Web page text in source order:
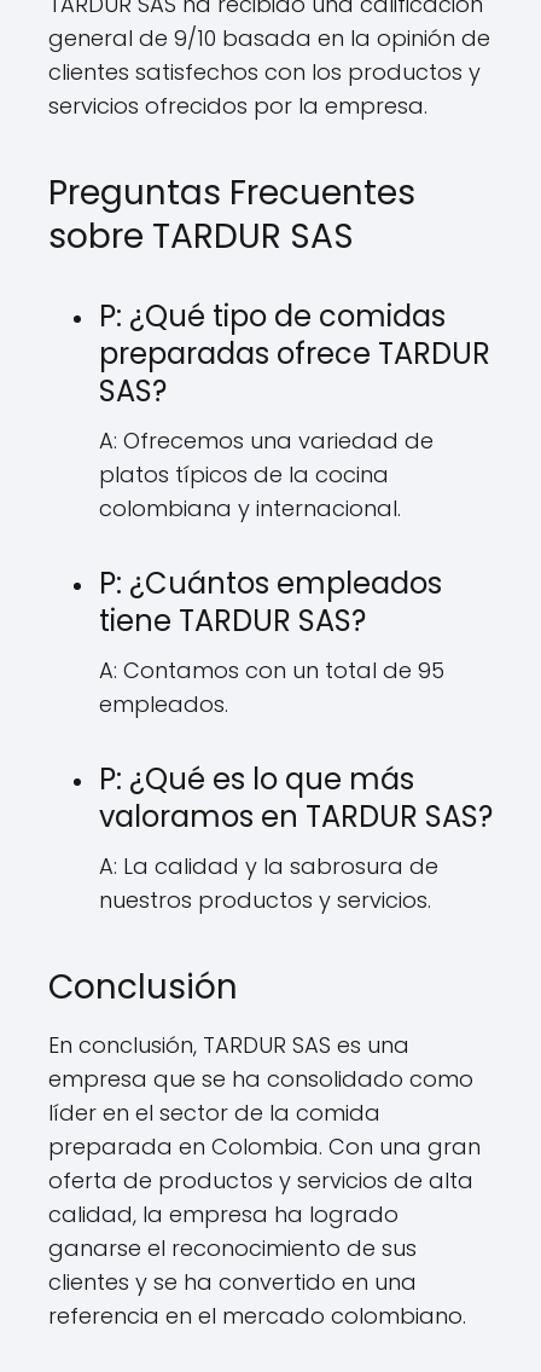
general de 9/10 basada en la opinión de
clientes satisfechos con los productos y
servicios ofrecidos por la empresa.
Preguntas Frecuentes
sobre TARDUR SAS
P: ¿Qué tipo de comidas
preparadas ofrece TARDUR
SAS?
A: Ofrecemos una variedad de
platos típicos de la cocina
colombiana y internacional.
P: ¿Cuántos empleados
tiene TARDUR SAS?
A: Contamos con un total de 95
empleados.
P: ¿Qué es lo que más
valoramos en TARDUR SAS?
A: La calidad y la sabrosura de
nuestros productos y servicios.
Conclusión
En conclusión, TARDUR SAS es una
empresa que se ha consolidado como
líder en el sector de la comida
preparada en Colombia. Con una gran
oferta de productos y servicios de alta
calidad, la empresa ha logrado
ganarse el reconocimiento de sus
clientes y se ha convertido en una
referencia en el mercado colombiano.